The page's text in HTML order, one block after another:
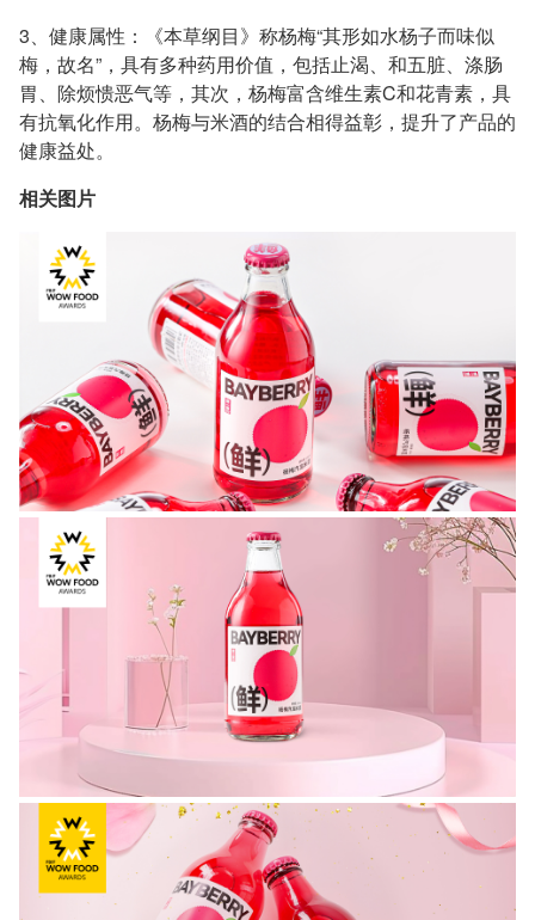
3、健康属性：《本草纲目》称杨梅“其形如水杨子而味似
梅，故名”，具有多种药用价值，包括止渴、和五脏、涤肠
胃、除烦愦恶气等，其次，杨梅富含维生素C和花青素，具
有抗氧化作用。杨梅与米酒的结合相得益彰，提升了产品的
健康益处。
相关图片